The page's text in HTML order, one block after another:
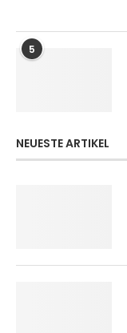
5
NEUESTE ARTIKEL